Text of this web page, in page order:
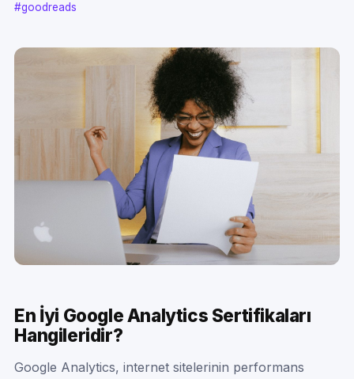
#goodreads
En İyi Google Analytics Sertifikaları
Hangileridir?
Google Analytics, internet sitelerinin performans